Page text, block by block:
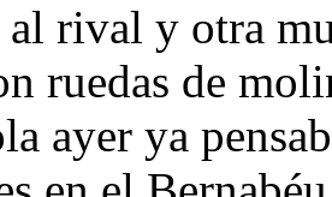
al rival y otra
ruedas de
ayer ya